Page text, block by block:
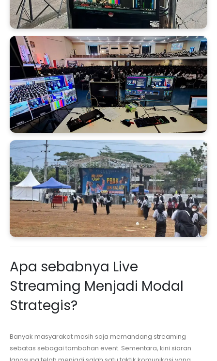
Apa sebabnya Live
Streaming Menjadi Modal
Strategis?
Banyak masyarakat masih saja memandang streaming
sebatas sebagai tambahan event. Sementara, kini siaran